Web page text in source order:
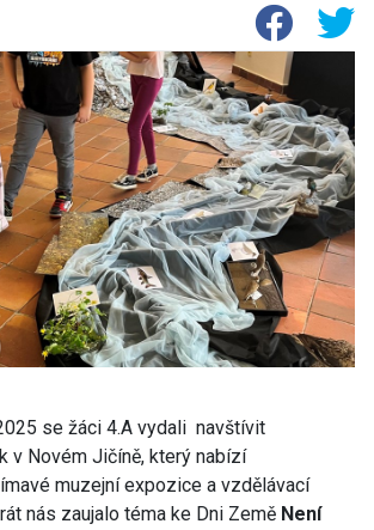
se žáci 4.A vydali navštívit
v Novém Jičíně, který nabízí
muzejní expozice a vzdělávací
nás zaujalo téma ke Dni Země Není